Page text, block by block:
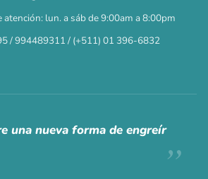
✕
fuimosraros.
atención: lun. a sáb de 9:00am a 8:00pm
/ 994489311 / (+511) 01 396-6832
una nueva forma de engreír